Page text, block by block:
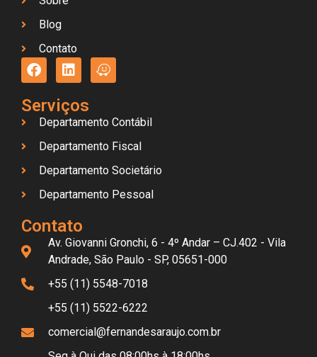
Blog
Contato
Serviços
Departamento Contábil
Departamento Fiscal
Departamento Societário
Departamento Pessoal
Contato
Av. Giovanni Gronchi, 6 - 4º Andar – CJ.402 - Vila
Andrade, São Paulo - SP, 05651-000
+55 (11) 5548-7018
+55 (11) 5522-6222
comercial@fernandesaraujo.com.br